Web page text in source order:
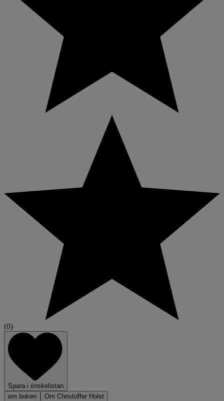
(0)
Spara i önskelistan
om boken
Om Christoffer Holst